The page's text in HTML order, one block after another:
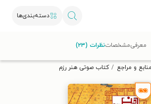
دسته‌بندی‌ها
تخفیف از طاقچه دریافت کن.
منابع و مراجع کتاب صوتی هنر رزم
معرفیمشخصاتنظرات (۲۳)